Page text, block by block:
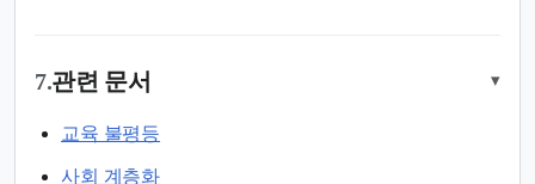
7.관련 문서 ▾
교육 불평등
사회 계층화